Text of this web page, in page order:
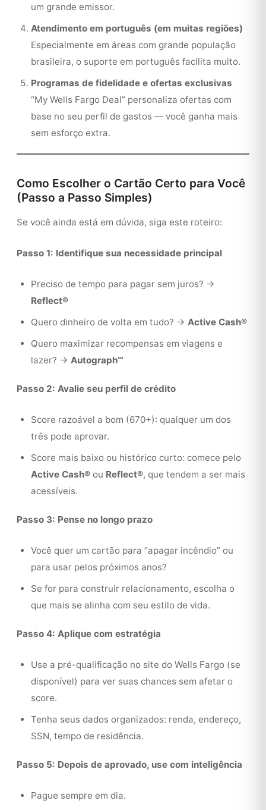
um grande emissor.
Atendimento em português (em muitas regiões)
Especialmente em áreas com grande população
brasileira, o suporte em português facilita muito.
Programas de fidelidade e ofertas exclusivas
“My Wells Fargo Deal” personaliza ofertas com
base no seu perfil de gastos — você ganha mais
sem esforço extra.
Como Escolher o Cartão Certo para Você
(Passo a Passo Simples)
Se você ainda está em dúvida, siga este roteiro:
Passo 1: Identifique sua necessidade principal
Preciso de tempo para pagar sem juros? →
Reflect®
Quero dinheiro de volta em tudo? → Active Cash®
Quero maximizar recompensas em viagens e
lazer? → Autograph℠
Passo 2: Avalie seu perfil de crédito
Score razoável a bom (670+): qualquer um dos
três pode aprovar.
Score mais baixo ou histórico curto: comece pelo
Active Cash® ou Reflect®, que tendem a ser mais
acessíveis.
Passo 3: Pense no longo prazo
Você quer um cartão para “apagar incêndio” ou
para usar pelos próximos anos?
Se for para construir relacionamento, escolha o
que mais se alinha com seu estilo de vida.
Passo 4: Aplique com estratégia
Use a pré-qualificação no site do Wells Fargo (se
disponível) para ver suas chances sem afetar o
score.
Tenha seus dados organizados: renda, endereço,
SSN, tempo de residência.
Passo 5: Depois de aprovado, use com inteligência
Pague sempre em dia.